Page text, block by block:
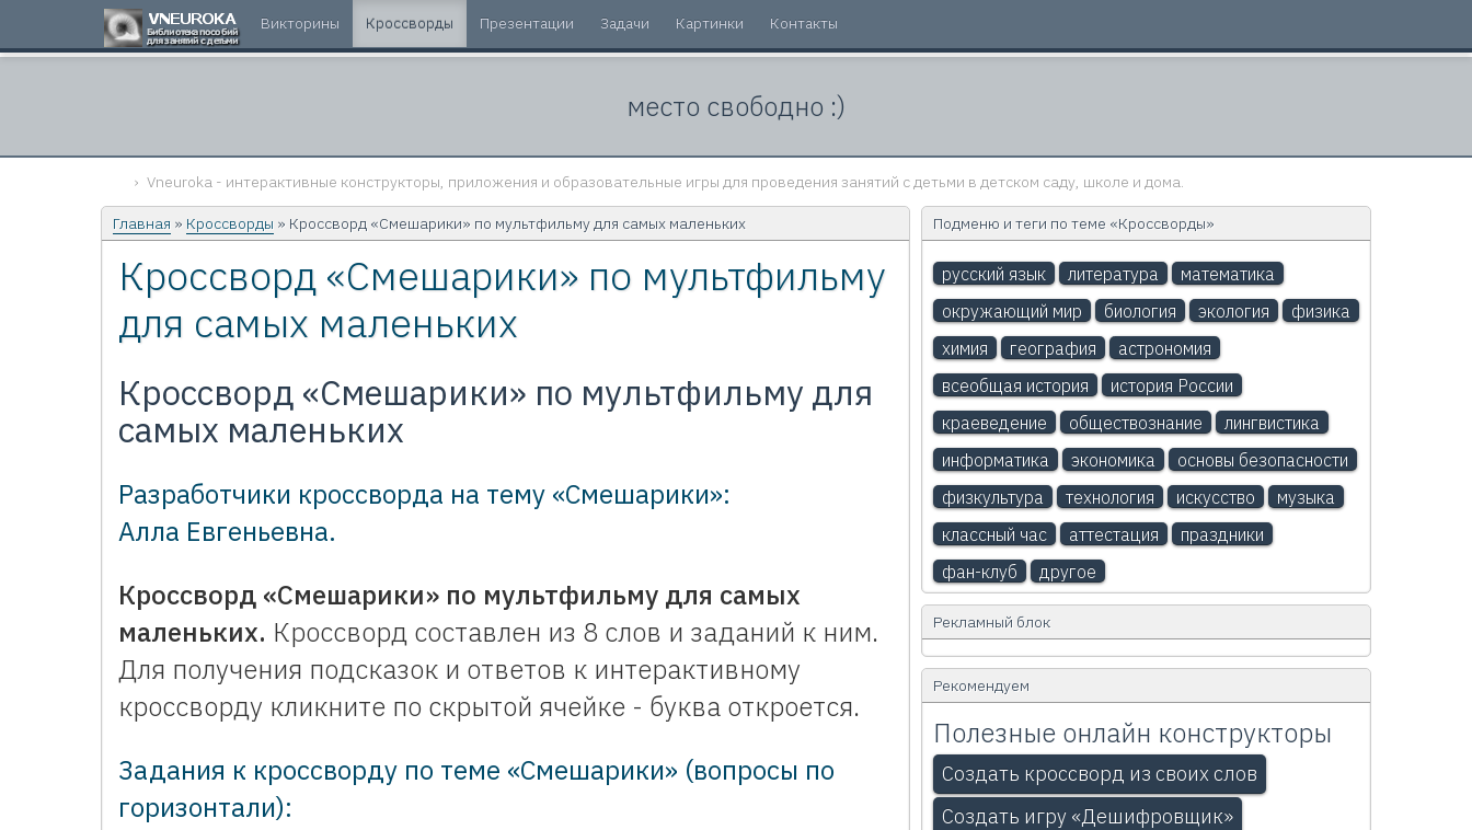
Викторины Кроссворды Презентации Задачи Картинки Контакты
место свободно :)
Vneuroka - интерактивные конструкторы, приложения и образовательные игры для проведения занятий с детьми в детском саду, школе и дома.
Главная » Кроссворды » Кроссворд «Смешарики» по мультфильму для самых маленьких
Кроссворд «Смешарики» по мультфильму
для самых маленьких
Кроссворд «Смешарики» по мультфильму для
самых маленьких
Разработчики кроссворда на тему «Смешарики»:
Алла Евгеньевна.
Кроссворд «Смешарики» по мультфильму для самых
маленьких. Кроссворд составлен из 8 слов и заданий к ним.
Для получения подсказок и ответов к интерактивному
кроссворду кликните по скрытой ячейке - буква откроется.
Задания к кроссворду по теме «Смешарики» (вопросы по
горизонтали):
Подменю и теги по теме «Кроссворды»
русский язык литература
математика
окружающий мир
биология экология
физика
химия
география
астрономия
всеобщая история
история России
краеведение
обществознание
лингвистика
информатика
экономика
основы безопасности
физкультура
технология искусство
музыка
классный час
аттестация
праздники
фан-клуб
другое
Рекламный блок
Рекомендуем
Полезные онлайн конструкторы
Создать кроссворд из своих слов
Создать игру «Дешифровщик»